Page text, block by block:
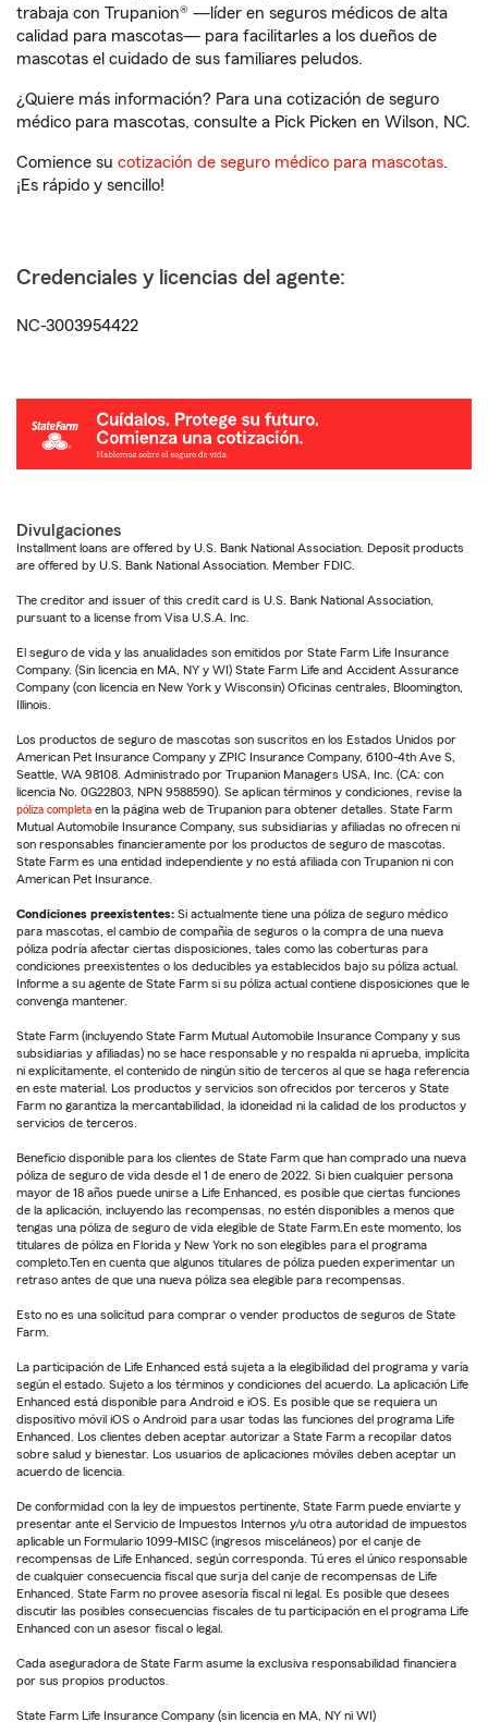
trabaja con Trupanion® —líder en seguros médicos de alta
calidad para mascotas— para facilitarles a los dueños de
mascotas el cuidado de sus familiares peludos.
¿Quiere más información? Para una cotización de seguro
médico para mascotas, consulte a Pick Picken en Wilson, NC.
Comience su cotización de seguro médico para mascotas.
¡Es rápido y sencillo!
Credenciales y licencias del agente:
NC-3003954422
Divulgaciones
Installment loans are offered by U.S. Bank National Association. Deposit products
are offered by U.S. Bank National Association. Member FDIC.
The creditor and issuer of this credit card is U.S. Bank National Association,
pursuant to a license from Visa U.S.A. Inc.
El seguro de vida y las anualidades son emitidos por State Farm Life Insurance
Company. (Sin licencia en MA, NY y WI) State Farm Life and Accident Assurance
Company (con licencia en New York y Wisconsin) Oficinas centrales, Bloomington,
Illinois.
Los productos de seguro de mascotas son suscritos en los Estados Unidos por
American Pet Insurance Company y ZPIC Insurance Company, 6100-4th Ave S,
Seattle, WA 98108. Administrado por Trupanion Managers USA, Inc. (CA: con
licencia No. 0G22803, NPN 9588590). Se aplican términos y condiciones, revise la
póliza completa en la página web de Trupanion para obtener detalles. State Farm
Mutual Automobile Insurance Company, sus subsidiarias y afiliadas no ofrecen ni
son responsables financieramente por los productos de seguro de mascotas.
State Farm es una entidad independiente y no está afiliada con Trupanion ni con
American Pet Insurance.
Condiciones preexistentes: Si actualmente tiene una póliza de seguro médico
para mascotas, el cambio de compañía de seguros o la compra de una nueva
póliza podría afectar ciertas disposiciones, tales como las coberturas para
condiciones preexistentes o los deducibles ya establecidos bajo su póliza actual.
Informe a su agente de State Farm si su póliza actual contiene disposiciones que le
convenga mantener.
State Farm (incluyendo State Farm Mutual Automobile Insurance Company y sus
subsidiarias y afiliadas) no se hace responsable y no respalda ni aprueba, implícita
ni explícitamente, el contenido de ningún sitio de terceros al que se haga referencia
en este material. Los productos y servicios son ofrecidos por terceros y State
Farm no garantiza la mercantabilidad, la idoneidad ni la calidad de los productos y
servicios de terceros.
Beneficio disponible para los clientes de State Farm que han comprado una nueva
póliza de seguro de vida desde el 1 de enero de 2022. Si bien cualquier persona
mayor de 18 años puede unirse a Life Enhanced, es posible que ciertas funciones
de la aplicación, incluyendo las recompensas, no estén disponibles a menos que
tengas una póliza de seguro de vida elegible de State Farm.En este momento, los
titulares de póliza en Florida y New York no son elegibles para el programa
completo.Ten en cuenta que algunos titulares de póliza pueden experimentar un
retraso antes de que una nueva póliza sea elegible para recompensas.
Esto no es una solicitud para comprar o vender productos de seguros de State
Farm.
La participación de Life Enhanced está sujeta a la elegibilidad del programa y varía
según el estado. Sujeto a los términos y condiciones del acuerdo. La aplicación Life
Enhanced está disponible para Android e iOS. Es posible que se requiera un
dispositivo móvil iOS o Android para usar todas las funciones del programa Life
Enhanced. Los clientes deben aceptar autorizar a State Farm a recopilar datos
sobre salud y bienestar. Los usuarios de aplicaciones móviles deben aceptar un
acuerdo de licencia.
De conformidad con la ley de impuestos pertinente, State Farm puede enviarte y
presentar ante el Servicio de Impuestos Internos y/u otra autoridad de impuestos
aplicable un Formulario 1099-MISC (ingresos misceláneos) por el canje de
recompensas de Life Enhanced, según corresponda. Tú eres el único responsable
de cualquier consecuencia fiscal que surja del canje de recompensas de Life
Enhanced. State Farm no provee asesoría fiscal ni legal. Es posible que desees
discutir las posibles consecuencias fiscales de tu participación en el programa Life
Enhanced con un asesor fiscal o legal.
Cada aseguradora de State Farm asume la exclusiva responsabilidad financiera
por sus propios productos.
State Farm Life Insurance Company (sin licencia en MA, NY ni WI)